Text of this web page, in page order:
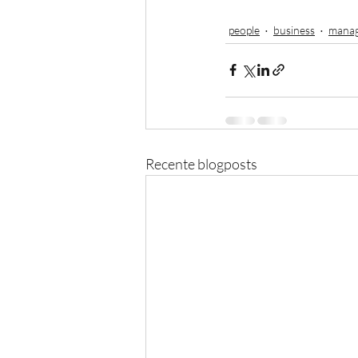
people business
Recente blogposts